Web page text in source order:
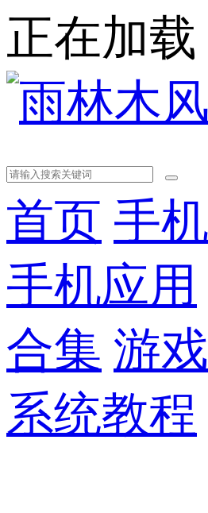
正在加载
首页 手
手机应用
合集 游
系统教程